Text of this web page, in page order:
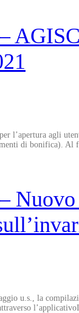
l’apertura agli
di bonifica). Al
u.s., la